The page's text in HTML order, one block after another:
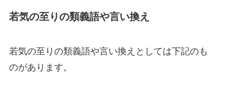
若気の至りの類義語や言い換え
若気の至りの類義語や言い換えとしては下記のも
のがあります。